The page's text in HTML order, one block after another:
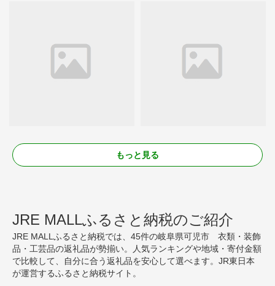
もっと見る
JRE MALLふるさと納税のご紹介
JRE MALLふるさと納税では、45件の岐阜県可児市 衣類・装飾
品・工芸品の返礼品が勢揃い。人気ランキングや地域・寄付金額
で比較して、自分に合う返礼品を安心して選べます。JR東日本
が運営するふるさと納税サイト。